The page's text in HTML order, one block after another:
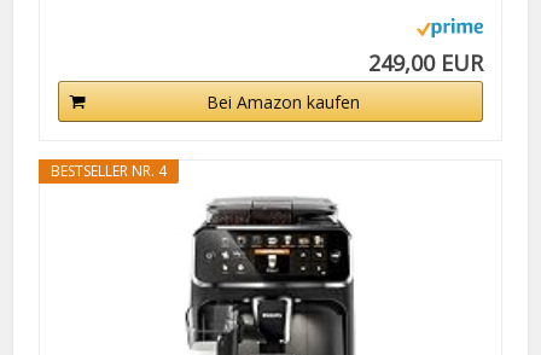
249,00 EUR
Bei Amazon kaufen
BESTSELLER NR. 4